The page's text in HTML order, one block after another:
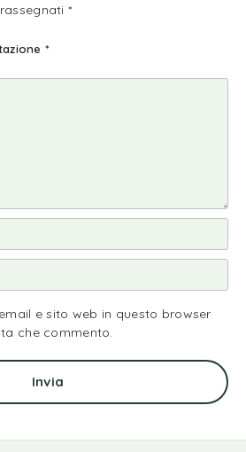
*
*
e sito web in questo browser
che commento.